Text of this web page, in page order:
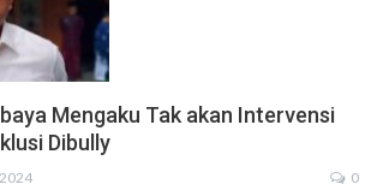
Mengaku Tak akan Intervensi
Dibully
0